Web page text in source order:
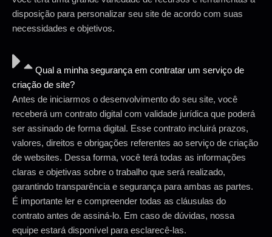
disposição para personalizar seu site de acordo com suas
necessidades e objetivos.
Qual a minha segurança em contratar um serviço de
criação de site?
Antes de iniciarmos o desenvolvimento do seu site, você
receberá um contrato digital com validade jurídica que poderá
ser assinado de forma digital. Esse contrato incluirá prazos,
valores, direitos e obrigações referentes ao serviço de criação
de websites. Dessa forma, você terá todas as informações
claras e objetivas sobre o trabalho que será realizado,
garantindo transparência e segurança para ambas as partes.
É importante ler e compreender todas as cláusulas do
contrato antes de assiná-lo. Em caso de dúvidas, nossa
equipe estará disponível para esclarecê-las.